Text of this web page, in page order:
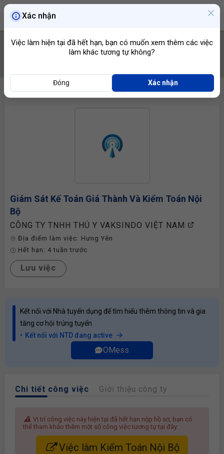
Giám Sát Kế Toán Giá Thành Và Kiểm Toán Nội
Bộ
CÔNG TY TNHH THÚ Y VAKSINDO VIỆT NAM
Địa điểm làm việc: Hưng Yên
Hết hạn: 4 tuần trước
Lưu việc
Kết nối với Nhà tuyển dụng để tìm hiểu thêm thông tin và gia
tăng cơ hội trúng tuyển
Kết nối với NTD đang active
OMess
Chi tiết công việc Giới thiệu công ty
Vị trí công việc này hiện tại đã hết hạn nộp hồ sơ, bạn có
thể tham khảo thêm một số công việc tương tự tại đây:
Việc làm Kiểm Toán Nội Bộ
Xác nhận
Việc làm hiện tại đã hết hạn, bạn có muốn xem thêm các việc
làm khác tương tự không?
Đóng Xác nhận